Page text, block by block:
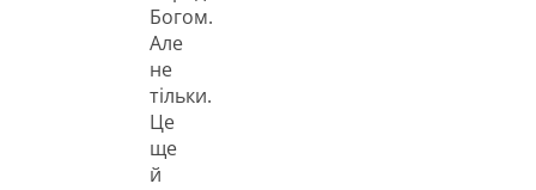
Богом.
Але
не
тільки.
Це
ще
й